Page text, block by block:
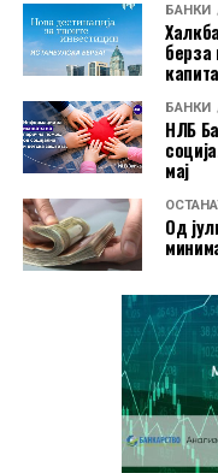
Индексот на
промените на
домашниот пазар при
не ги опфаќа
индекс на
плаќаат граѓаните.
БАНКИ
берза
БАНКИ
НЛБ
мај
Од